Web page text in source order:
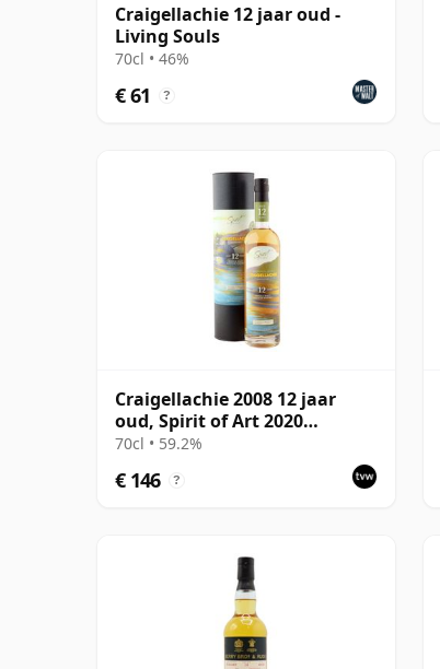
Craigellachie 12 jaar oud -
Living Souls
70cl • 46%
€ 61 ?
Craigellachie 2008 12 jaar
oud, Spirit of Art 2020
Bottling
70cl • 59.2%
€ 146 ?